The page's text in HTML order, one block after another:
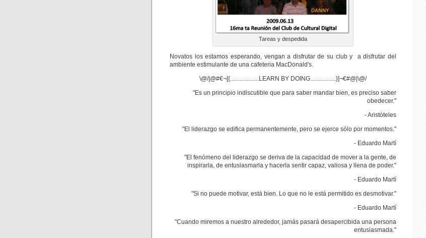
Tareas y despedida
Novatos los estamos esperando, vengan a disfrutar de su club y a disfrutar del
ambiente estimulante de una cafeteria MacDonald's.
\@/|@#€¬[{...................LEARN BY DOING.................}]¬€#@|\@/
"Es un principio indiscutible que para saber mandar bien, es preciso saber
obedecer."
- Aristóteles
"El liderazgo se edifica permanentemente, pero se ejerce sólo por momentos."
- Eduardo Martí
"El fenómeno del liderazgo se deriva de la capacidad de mover a la gente, de
inspirarla, de entusiasmarla y hacerla sentir capaz, valiosa y llena de poder."
- Eduardo Martí
"Si no puede motivar, está bien. Lo que no le está permitido es desmotivar."
- Eduardo Martí
"Cuando miremos a nuestro alrededor, jamás pasará desapercibida una persona
entusiasmada."